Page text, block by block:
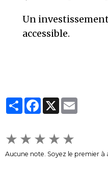
Un
accessible.
PartagerFacebook
X
★ ★ ★ ★ ★
Aucune note. Soyez le premier